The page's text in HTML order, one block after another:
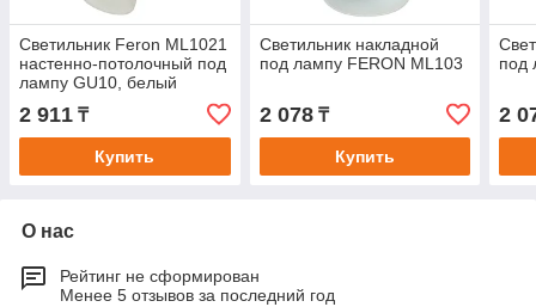
Светильник Feron ML1021
настенно-потолочный под
лампу GU10, белый
2 911 ₸
Купить
Светильник накладной
под лампу FERON ML103
2 078₸
Купить
под
2
О нас
Рейтинг не сформирован
Менее 5 отзывов за последний год